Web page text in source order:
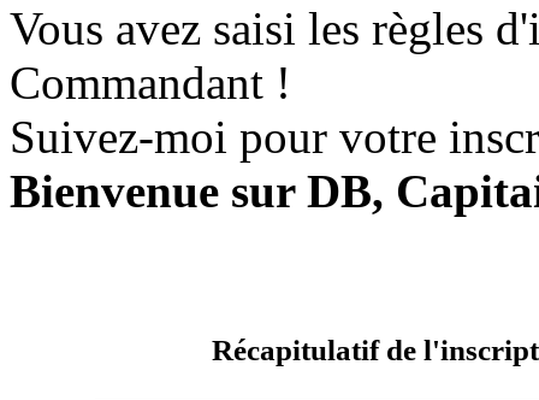
Vous avez saisi les règles
Commandant !
Suivez-moi pour votre
Bienvenue sur DB,
Récapitulatif de